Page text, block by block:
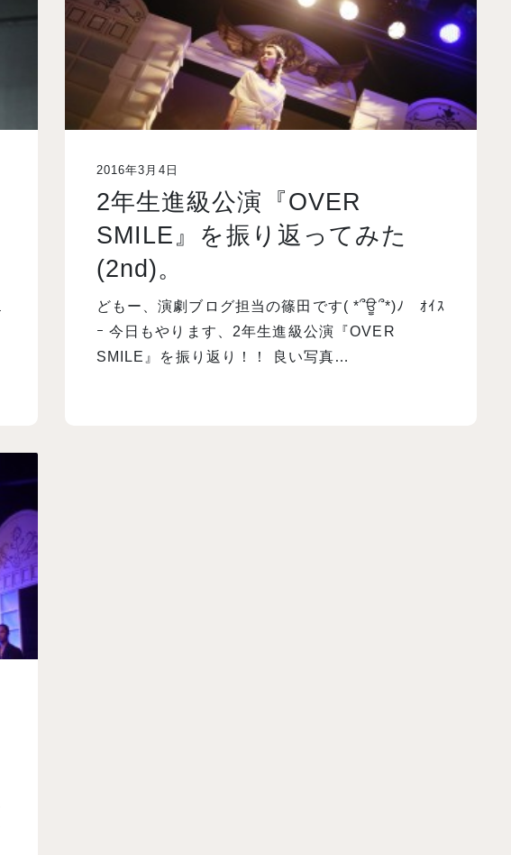
2016年3月4日
2年生進級公演『OVER
SMILE』を振り返ってみた
(2nd)。
どもー、演劇ブログ担当の篠田です( *՞ਊ՞*)ﾉ ｵｲｽ
ｰ 今日もやります、2年生進級公演『OVER
SMILE』を振り返り！！ 良い写真…